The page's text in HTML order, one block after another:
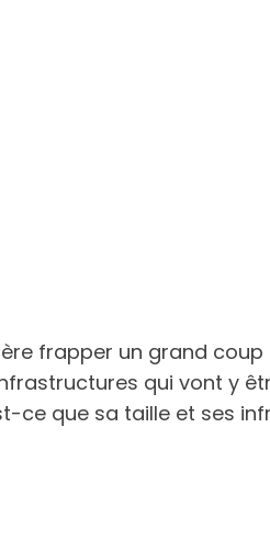
frapper un grand
qui vont y
ce que sa taille et ses